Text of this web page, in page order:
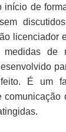
início de
licenciador
medidas de
É um
comunicação